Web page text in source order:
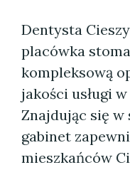
Dentysta
placówka
kompleksową
jakości usługi
Znajdując się w
gabinet
mieszkańców